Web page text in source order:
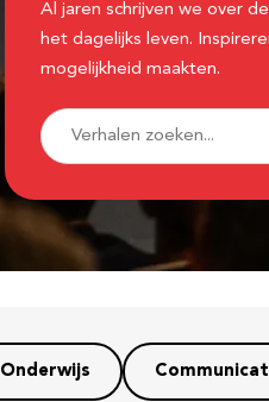
Al jaren schrijven we over
het dagelijks leven.
mogelijkheid maakten.
Onderwijs